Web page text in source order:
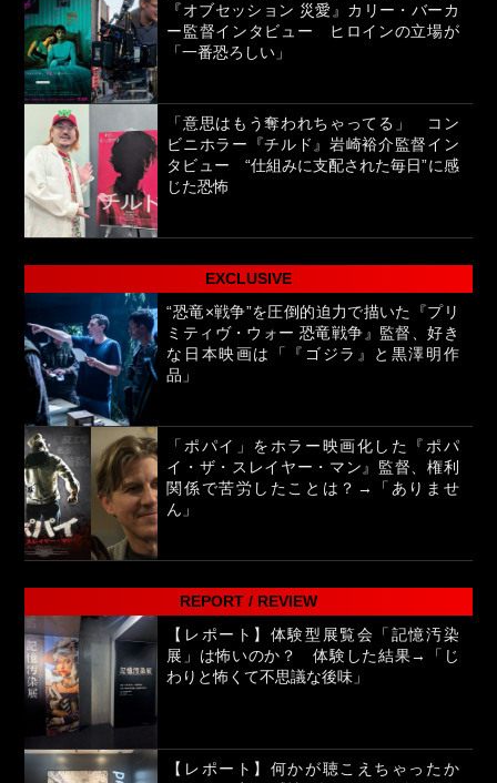
『オブセッション 災愛』カリー・バーカ
ー監督インタビュー ヒロインの立場が
「一番恐ろしい」
「意思はもう奪われちゃってる」 コン
ビニホラー『チルド』岩崎裕介監督イン
タビュー “仕組みに支配された毎日”に感
じた恐怖
EXCLUSIVE
“恐竜×戦争”を圧倒的迫力で描いた『プリ
ミティヴ・ウォー 恐竜戦争』監督、好き
な日本映画は「『ゴジラ』と黒澤明作
品」
「ポパイ」をホラー映画化した『ポパ
イ・ザ・スレイヤー・マン』監督、権利
関係で苦労したことは？→「ありませ
ん」
REPORT / REVIEW
【レポート】体験型展覧会「記憶汚染
展」は怖いのか？ 体験した結果→「じ
わりと怖くて不思議な後味」
【レポート】何かが聴こえちゃったか